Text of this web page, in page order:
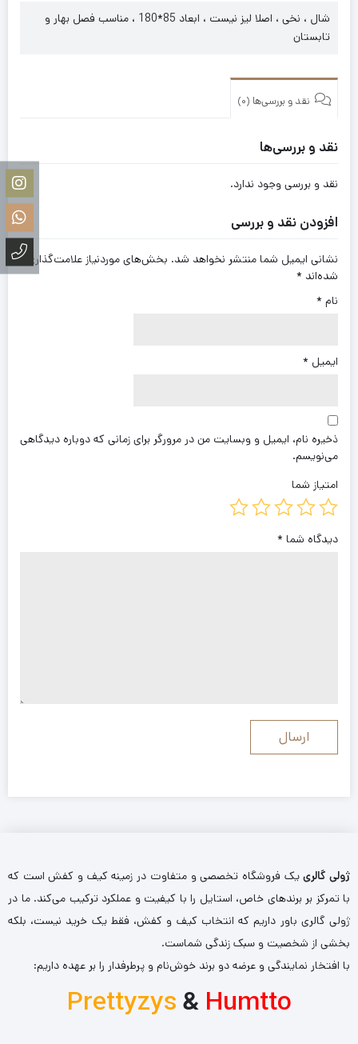
شال ، نخی ، اصلا لیز نیست ، ابعاد 85*180 ، مناسب فصل بهار و
تابستان
نقد و بررسی‌ها (0)
نقد و بررسی‌ها
نقد و بررسی وجود ندارد.
افزودن نقد و بررسی
نشانی ایمیل شما منتشر نخواهد شد. بخش‌های موردنیاز علامت‌گذاری
شده‌اند *
نام *
ایمیل *
ذخیره نام، ایمیل و وبسایت من در مرورگر برای زمانی که دوباره دیدگاهی
می‌نویسم.
امتیاز شما
دیدگاه شما *
ژولی گالرییک فروشگاه تخصصی و متفاوت در زمینه کیف و کفش است که
با تمرکز بر برندهای خاص، استایل را با کیفیت و عملکرد ترکیب می‌کند. ما در
ژولی گالری باور داریم که انتخاب کیف و کفش، فقط یک خرید نیست، بلکه
بخشی از شخصیت و سبک زندگی شماست.
با افتخار نمایندگی و عرضه دو برند خوش‌نام و پرطرفدار را بر عهده داریم:
Prettyzys& Humtto